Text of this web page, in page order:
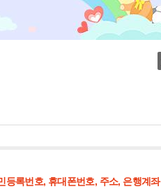
등록번호, 휴대폰번호, 주소, 은행계좌